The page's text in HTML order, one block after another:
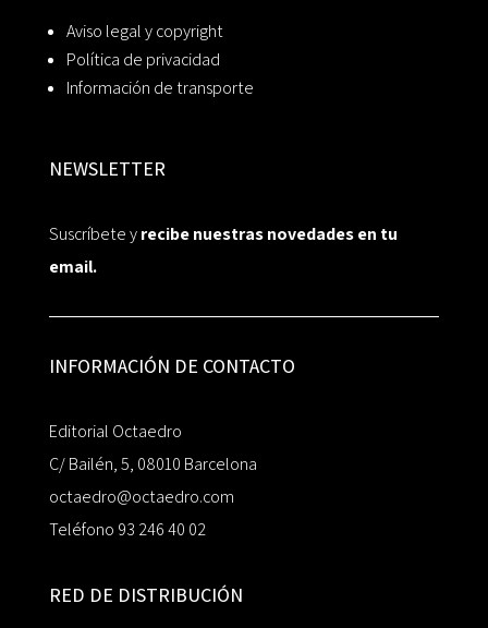
Aviso legal y copyright
Política de privacidad
Información de transporte
NEWSLETTER
Suscríbete yrecibe nuestras novedades en tu
email.
INFORMACIÓN DE CONTACTO
Editorial Octaedro
C/ Bailén, 5, 08010 Barcelona
octaedro@octaedro.com
Teléfono 93 246 40 02
RED DE DISTRIBUCIÓN